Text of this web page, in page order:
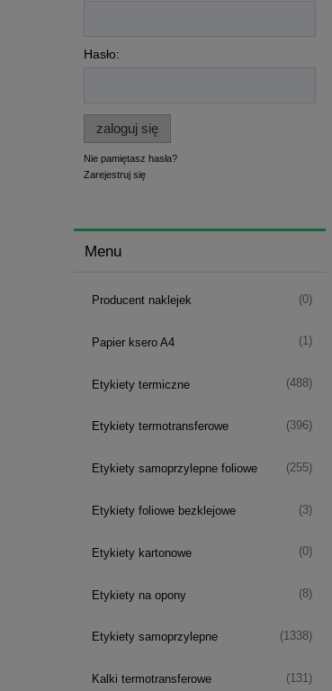
Hasło:
zaloguj się
Nie pamiętasz hasła?
Zarejestruj się
Menu
Producent naklejek (0)
Papier ksero A4 (1)
Etykiety termiczne (488)
Etykiety termotransferowe (396)
Etykiety samoprzylepne foliowe (255)
Etykiety foliowe bezklejowe (3)
Etykiety kartonowe (0)
Etykiety na opony (8)
Etykiety samoprzylepne (1338)
Kalki termotransferowe (131)